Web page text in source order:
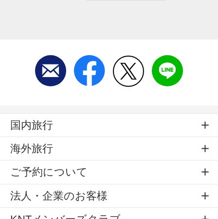
国内旅行
海外旅行
ご予約について
法人・企業のお客様